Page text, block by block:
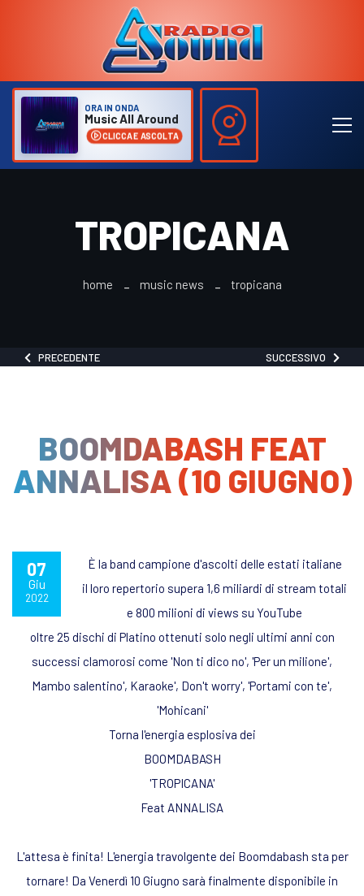
ORA IN ONDA
Music All Around
CLICCA E ASCOLTA
TROPICANA
home music news tropicana
PRECEDENTE SUCCESSIVO
BOOMDABASH FEAT
ANNALISA (10 GIUGNO)
07
Giu
2022
È la band campione d'ascolti delle estati italiane
il loro repertorio supera 1,6 miliardi di stream totali
e 800 milioni di views su YouTube
oltre 25 dischi di Platino ottenuti solo negli ultimi anni con
successi clamorosi come 'Non ti dico no', 'Per un milione',
Mambo salentino', Karaoke', Don't worry', 'Portami con te',
'Mohicani'
Torna l'energia esplosiva dei
BOOMDABASH
'TROPICANA'
Feat ANNALISA
L'attesa è finita! L'energia travolgente dei Boomdabash sta per
tornare! Da Venerdì 10 Giugno sarà finalmente disponibile in